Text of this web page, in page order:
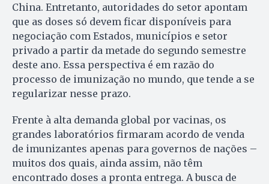
China. Entretanto, autoridades do setor apontam
que as doses só devem ficar disponíveis para
negociação com Estados, municípios e setor
privado a partir da metade do segundo semestre
deste ano. Essa perspectiva é em razão do
processo de imunização no mundo, que tende a se
regularizar nesse prazo.
Frente à alta demanda global por vacinas, os
grandes laboratórios firmaram acordo de venda
de imunizantes apenas para governos de nações –
muitos dos quais, ainda assim, não têm
encontrado doses a pronta entrega. A busca de